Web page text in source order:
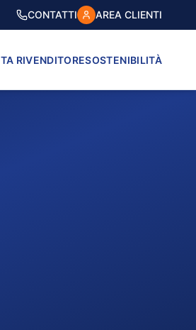
CONTATTI AREA CLIENTI
RIVENDITORESOSTENIBILITÀ